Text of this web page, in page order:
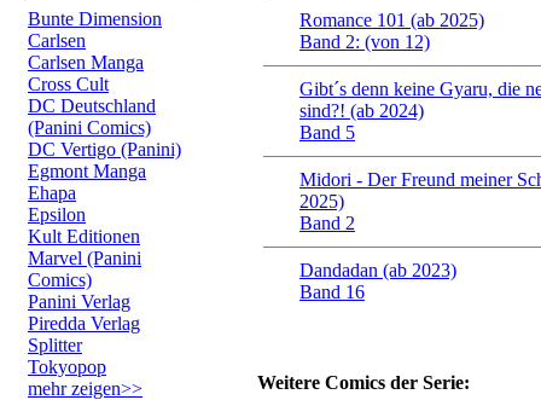
Bunte Dimension
Carlsen
Carlsen Manga
Cross Cult
DC Deutschland
(Panini Comics)
DC Vertigo (Panini)
Egmont Manga
Ehapa
Epsilon
Kult Editionen
Marvel (Panini
Comics)
Panini Verlag
Piredda Verlag
Splitter
Tokyopop
mehr zeigen>>
Romance 101 (ab 2025)
Band 2: (von 12)
Gibt´s denn keine Gyaru, die
sind?! (ab 2024)
Band 5
Midori - Der Freund meiner
2025)
Band 2
Dandadan (ab 2023)
Band 16
Weitere Comics der Serie: